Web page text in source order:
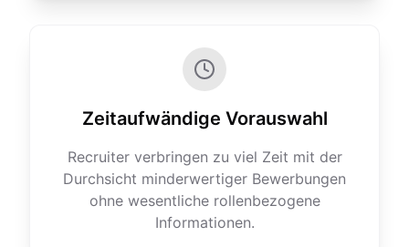
Zeitaufwändige Vorauswahl
Recruiter verbringen zu viel Zeit mit der
Durchsicht minderwertiger Bewerbungen
ohne wesentliche rollenbezogene
Informationen.